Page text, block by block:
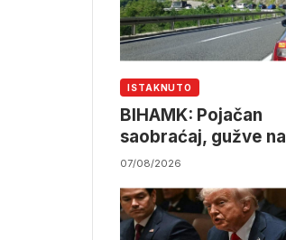
ISTAKNUTO
BIHAMK: Pojačan
saobraćaj, gužve na
granicama
07/08/2026